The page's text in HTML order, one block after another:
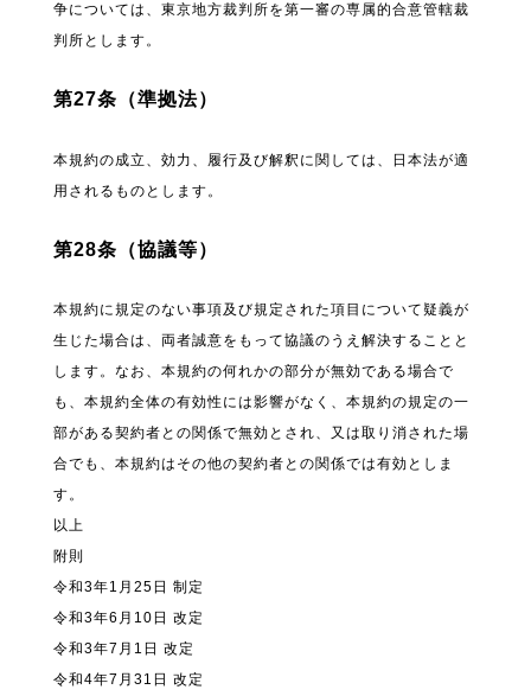
争については、東京地方裁判所を第一審の専属的合意管轄裁
判所とします。
第27条（準拠法）
本規約の成立、効力、履行及び解釈に関しては、日本法が適
用されるものとします。
第28条（協議等）
本規約に規定のない事項及び規定された項目について疑義が
生じた場合は、両者誠意をもって協議のうえ解決することと
します。なお、本規約の何れかの部分が無効である場合で
も、本規約全体の有効性には影響がなく、本規約の規定の一
部がある契約者との関係で無効とされ、又は取り消された場
合でも、本規約はその他の契約者との関係では有効としま
す。
以上
附則
令和3年1月25日 制定
令和3年6月10日 改定
令和3年7月1日 改定
令和4年7月31日 改定